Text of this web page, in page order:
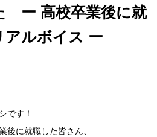
ー 高校卒業後に就
アルボイス ー
です！
後に就職した皆さん、